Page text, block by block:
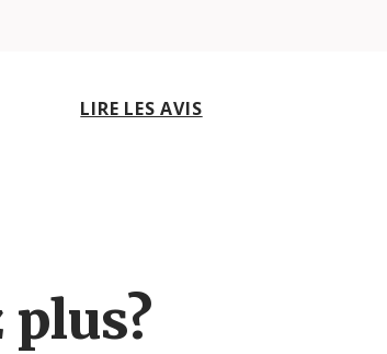
LIRE LES AVIS
plus?